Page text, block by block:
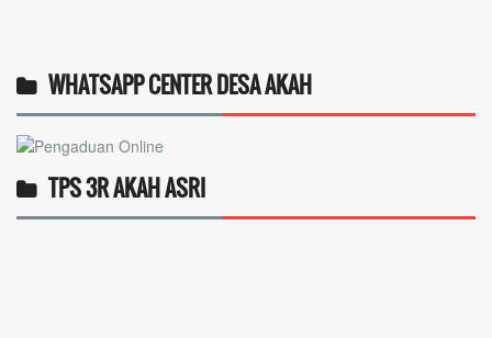
WHATSAPP CENTER DESA AKAH
TPS 3R AKAH ASRI